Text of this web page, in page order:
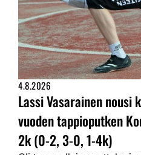
4.8.2026
Lassi Vasarainen nousi
vuoden tappioputken
2k (0-2, 3-0, 1-4k)